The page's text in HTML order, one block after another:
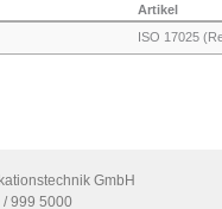
Artikel
ISO 17025
GmbH
/ 999 5000